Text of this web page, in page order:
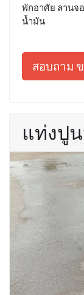
พักอาศัย ลานจ
น้ำมัน
สอบถาม
แท่งปู